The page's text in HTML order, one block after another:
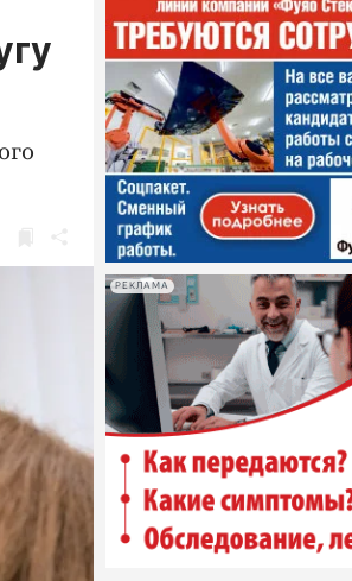
РЕКЛАМА